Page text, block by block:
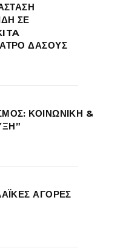
ΣΕ
ΔΑΣΟΥΣ
ΚΟΙΝΩΝΙΚΗ &
ΑΓΟΡΕΣ